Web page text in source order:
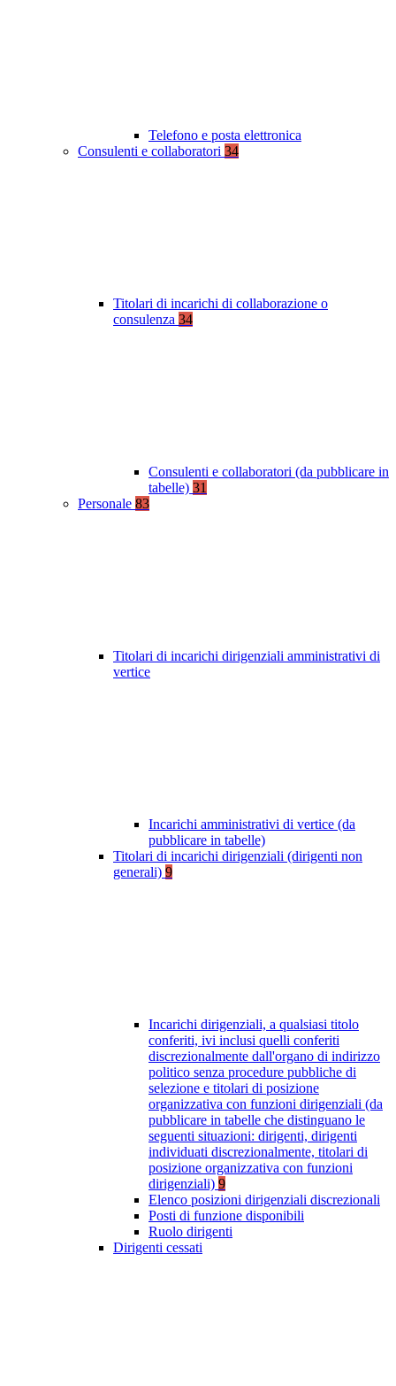
Telefono e posta elettronica
Consulenti e collaboratori 34
Titolari di incarichi di collaborazione o
consulenza 34
Consulenti e collaboratori (da pubblicare in
tabelle) 31
Personale 83
Titolari di incarichi dirigenziali amministrativi di
vertice
Incarichi amministrativi di vertice (da
pubblicare in tabelle)
Titolari di incarichi dirigenziali (dirigenti non
generali) 9
Incarichi dirigenziali, a qualsiasi titolo
conferiti, ivi inclusi quelli conferiti
discrezionalmente dall'organo di indirizzo
politico senza procedure pubbliche di
selezione e titolari di posizione
organizzativa con funzioni dirigenziali (da
pubblicare in tabelle che distinguano le
seguenti situazioni: dirigenti, dirigenti
individuati discrezionalmente, titolari di
posizione organizzativa con funzioni
dirigenziali) 9
Elenco posizioni dirigenziali discrezionali
Posti di funzione disponibili
Ruolo dirigenti
Dirigenti cessati